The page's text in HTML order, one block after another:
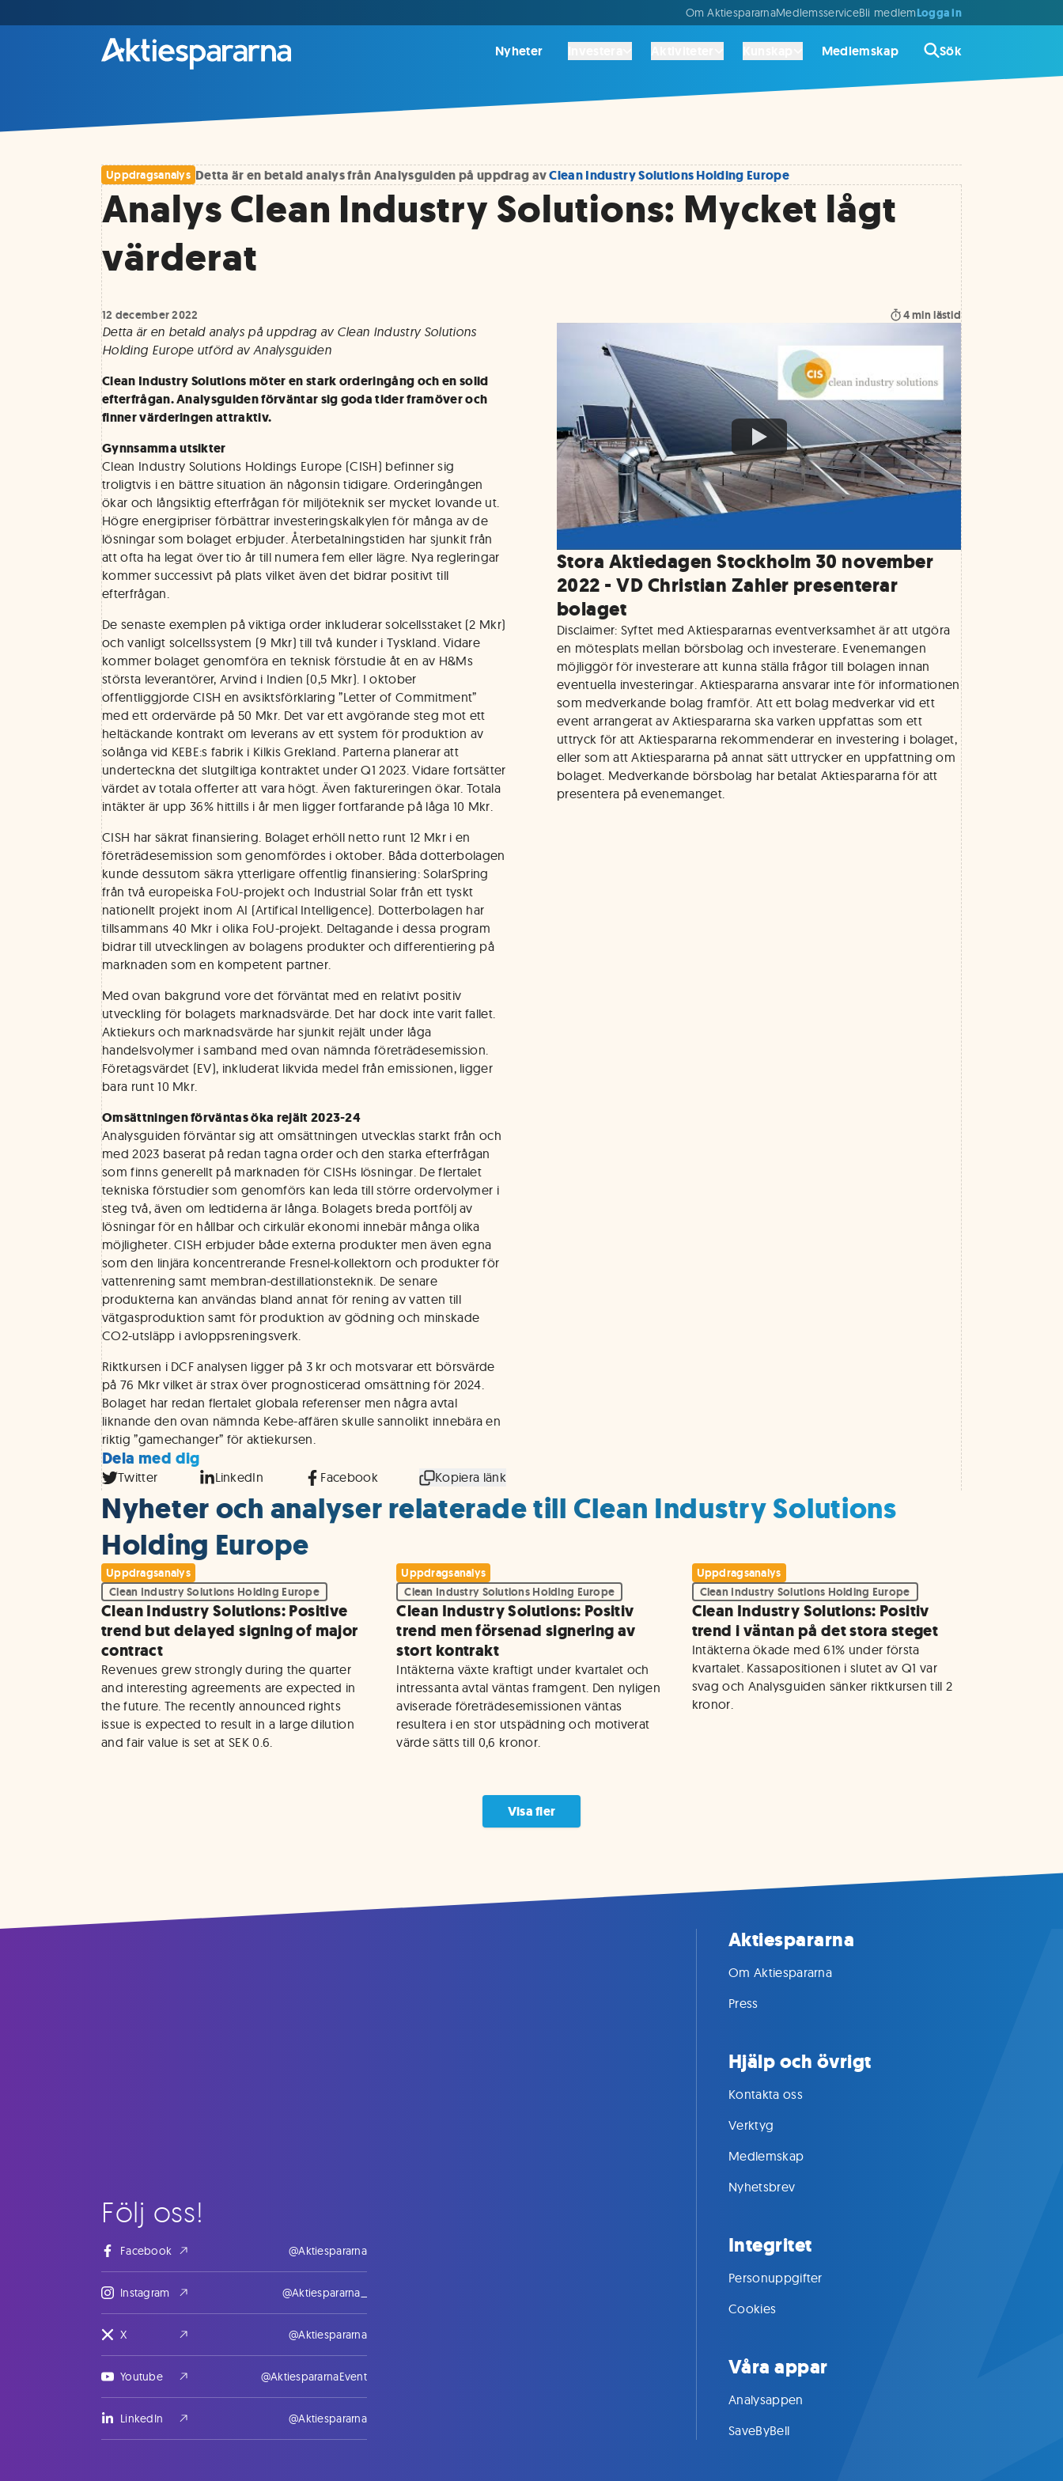
Om AktiespararnaMedlemsserviceBli medlemLogga in
Nyheter Medlemskap Sök
Uppdragsanalys Detta är en betald analys från Analysguiden på uppdrag avClean Industry Solutions Holding Europe
Analys Clean Industry Solutions: Mycket lågt
värderat
12 december 2022 4min lästid
Detta är en betald analys på uppdrag av Clean Industry Solutions
Holding Europe utförd av Analysguiden
Clean Industry Solutions möter en stark orderingång och en solid
efterfrågan. Analysguiden förväntar sig goda tider framöver och
finner värderingen attraktiv.
Gynnsamma utsikter
Clean Industry Solutions Holdings Europe (CISH) befinner sig
troligtvis i en bättre situation än någonsin tidigare. Orderingången
ökar och långsiktig efterfrågan för miljöteknik ser mycket lovande ut.
Högre energipriser förbättrar investeringskalkylen för många av de
lösningar som bolaget erbjuder. Återbetalningstiden har sjunkit från
att ofta ha legat över tio år till numera fem eller lägre. Nya regleringar
kommer successivt på plats vilket även det bidrar positivt till
efterfrågan.
De senaste exemplen på viktiga order inkluderar solcellsstaket (2 Mkr)
och vanligt solcellssystem (9 Mkr) till två kunder i Tyskland. Vidare
kommer bolaget genomföra en teknisk förstudie åt en av H&Ms
största leverantörer, Arvind i Indien (0,5 Mkr). I oktober
offentliggjorde CISH en avsiktsförklaring ”Letter of Commitment”
med ett ordervärde på 50 Mkr. Det var ett avgörande steg mot ett
heltäckande kontrakt om leverans av ett system för produktion av
solånga vid KEBE:s fabrik i Kilkis Grekland. Parterna planerar att
underteckna det slutgiltiga kontraktet under Q1 2023. Vidare fortsätter
värdet av totala offerter att vara högt. Även faktureringen ökar. Totala
intäkter är upp 36% hittills i år men ligger fortfarande på låga 10 Mkr.
CISH har säkrat finansiering. Bolaget erhöll netto runt 12 Mkr i en
företrädesemission som genomfördes i oktober. Båda dotterbolagen
kunde dessutom säkra ytterligare offentlig finansiering: SolarSpring
från två europeiska FoU-projekt och Industrial Solar från ett tyskt
nationellt projekt inom AI (Artifical Intelligence). Dotterbolagen har
tillsammans 40 Mkr i olika FoU-projekt. Deltagande i dessa program
bidrar till utvecklingen av bolagens produkter och differentiering på
marknaden som en kompetent partner.
Med ovan bakgrund vore det förväntat med en relativt positiv
utveckling för bolagets marknadsvärde. Det har dock inte varit fallet.
Aktiekurs och marknadsvärde har sjunkit rejält under låga
handelsvolymer i samband med ovan nämnda företrädesemission.
Företagsvärdet (EV), inkluderat likvida medel från emissionen, ligger
bara runt 10 Mkr.
Omsättningen förväntas öka rejält 2023-24
Analysguiden förväntar sig att omsättningen utvecklas starkt från och
med 2023 baserat på redan tagna order och den starka efterfrågan
som finns generellt på marknaden för CISHs lösningar. De flertalet
tekniska förstudier som genomförs kan leda till större ordervolymer i
steg två, även om ledtiderna är långa. Bolagets breda portfölj av
lösningar för en hållbar och cirkulär ekonomi innebär många olika
möjligheter. CISH erbjuder både externa produkter men även egna
som den linjära koncentrerande Fresnel-kollektorn och produkter för
vattenrening samt membran-destillationsteknik. De senare
produkterna kan användas bland annat för rening av vatten till
vätgasproduktion samt för produktion av gödning och minskade
CO2-utsläpp i avloppsreningsverk.
Riktkursen i DCF analysen ligger på 3 kr och motsvarar ett börsvärde
på 76 Mkr vilket är strax över prognosticerad omsättning för 2024.
Bolaget har redan flertalet globala referenser men några avtal
liknande den ovan nämnda Kebe-affären skulle sannolikt innebära en
riktig ”gamechanger” för aktiekursen.
Dela med dig
Twitter LinkedIn Facebook Kopiera länk
Stora Aktiedagen Stockholm 30 november
2022 - VD Christian Zahler presenterar
bolaget
Disclaimer: Syftet med Aktiespararnas eventverksamhet är att utgöra
en mötesplats mellan börsbolag och investerare. Evenemangen
möjliggör för investerare att kunna ställa frågor till bolagen innan
eventuella investeringar. Aktiespararna ansvarar inte för informationen
som medverkande bolag framför. Att ett bolag medverkar vid ett
event arrangerat av Aktiespararna ska varken uppfattas som ett
uttryck för att Aktiespararna rekommenderar en investering i bolaget,
eller som att Aktiespararna på annat sätt uttrycker en uppfattning om
bolaget. Medverkande börsbolag har betalat Aktiespararna för att
presentera på evenemanget.
Nyheter och analyser relaterade till Clean Industry Solutions
Holding Europe
Uppdragsanalys
Clean Industry Solutions Holding Europe
Clean Industry Solutions: Positive
trend but delayed signing of major
contract
Revenues grew strongly during the quarter
and interesting agreements are expected in
the future. The recently announced rights
issue is expected to result in a large dilution
and fair value is set at SEK 0.6.
Uppdragsanalys
Clean Industry Solutions Holding Europe
Clean Industry Solutions: Positiv
trend men försenad signering av
stort kontrakt
Intäkterna växte kraftigt under kvartalet och
intressanta avtal väntas framgent. Den nyligen
aviserade företrädesemissionen väntas
resultera i en stor utspädning och motiverat
värde sätts till 0,6 kronor.
Uppdragsanalys
Clean Industry Solutions Holding Europe
Clean Industry Solutions: Positiv
trend i väntan på det stora steget
Intäkterna ökade med 61% under första
kvartalet. Kassapositionen i slutet av Q1 var
svag och Analysguiden sänker riktkursen till 2
kronor.
Visa fler
Följ oss!
Facebook @Aktiespararna
Instagram @Aktiespararna_
X @Aktiespararna
Youtube @AktiespararnaEvent
LinkedIn @Aktiespararna
Aktiespararna
Om Aktiespararna
Press
Hjälp och övrigt
Kontakta oss
Verktyg
Medlemskap
Nyhetsbrev
Integritet
Personuppgifter
Cookies
Våra appar
Analysappen
SaveByBell